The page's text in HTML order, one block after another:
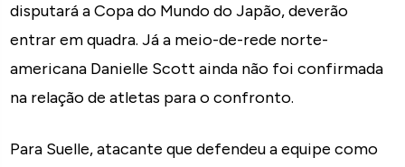
disputará a Copa do Mundo do Japão, deverão
entrar em quadra. Já a meio-de-rede norte-
americana Danielle Scott ainda não foi confirmada
na relação de atletas para o confronto.
Para Suelle, atacante que defendeu a equipe como